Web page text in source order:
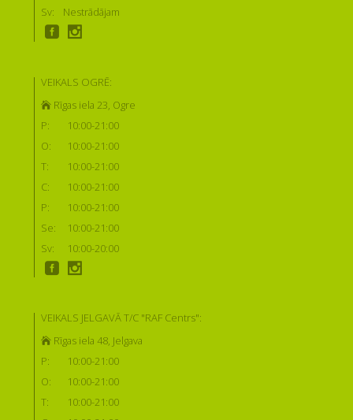
Sv:
Nestrādājam
VEIKALS OGRĒ:
Rīgas iela 23, Ogre
P:
10:00-21:00
O:
10:00-21:00
T:
10:00-21:00
C:
10:00-21:00
P:
10:00-21:00
Se:
10:00-21:00
Sv:
10:00-20:00
VEIKALS JELGAVĀ T/C "RAF Centrs":
Rīgas iela 48, Jelgava
P:
10:00-21:00
O:
10:00-21:00
T:
10:00-21:00